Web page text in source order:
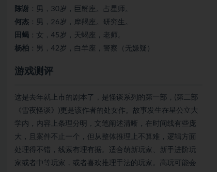
陈谢 ：男，30岁，巨蟹座。占星师。
何杰 ：男，26岁，摩羯座。研究生。
田蝎 ：女，45岁，天蝎座，老师。
杨柏 ：男，42岁，白羊座，警察（无嫌疑）
游戏测评
这是去年就上市的剧本了，是怪谈系列的第一部，(第二部
《雪夜怪谈》)更是该作者的处女作。故事发生在星公立大
学内，内容上条理分明，文笔阐述清晰，在时间线有些庞
大，且案件不止一个，但从整体推理上不算难，逻辑方面
处理得不错，线索有理有据。适合萌新玩家、新手进阶玩
家或者中等玩家，或者喜欢推理手法的玩家。高玩可能会